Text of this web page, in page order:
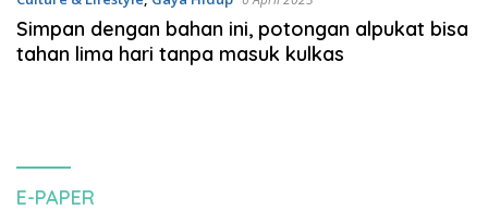
Simpan dengan bahan ini, potongan alpukat bisa
tahan lima hari tanpa masuk kulkas
E-PAPER